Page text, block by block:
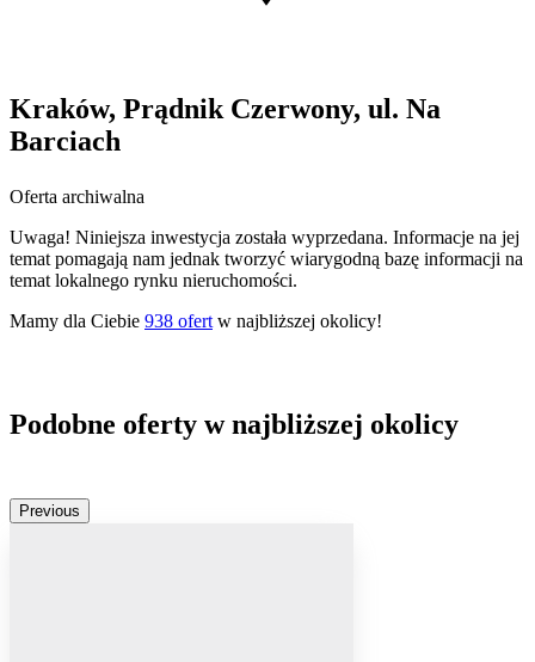
Kraków, Prądnik Czerwony, ul. Na
Barciach
Oferta archiwalna
Uwaga! Niniejsza inwestycja została wyprzedana. Informacje na jej
temat pomagają nam jednak tworzyć wiarygodną bazę informacji na
temat lokalnego rynku nieruchomości.
Mamy dla Ciebie 938 ofert w najbliższej okolicy!
Podobne oferty w najbliższej okolicy
Previous